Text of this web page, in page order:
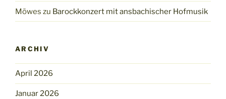
Möwes zu Barockkonzert mit ansbachischer Hofmusik
ARCHIV
April 2026
Januar 2026